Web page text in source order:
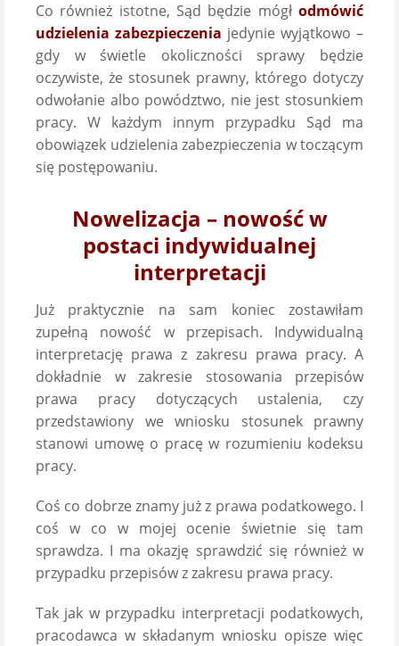
Co również istotne, Sąd będzie mógł odmówić
udzielenia zabezpieczenia jedynie wyjątkowo –
gdy w świetle okoliczności sprawy będzie
oczywiste, że stosunek prawny, którego dotyczy
odwołanie albo powództwo, nie jest stosunkiem
pracy. W każdym innym przypadku Sąd ma
obowiązek udzielenia zabezpieczenia w toczącym
się postępowaniu.
Nowelizacja – nowość w
postaci indywidualnej
interpretacji
Już praktycznie na sam koniec zostawiłam
zupełną nowość w przepisach. Indywidualną
interpretację prawa z zakresu prawa pracy. A
dokładnie w zakresie stosowania przepisów
prawa pracy dotyczących ustalenia, czy
przedstawiony we wniosku stosunek prawny
stanowi umowę o pracę w rozumieniu kodeksu
pracy.
Coś co dobrze znamy już z prawa podatkowego. I
coś w co w mojej ocenie świetnie się tam
sprawdza. I ma okazję sprawdzić się również w
przypadku przepisów z zakresu prawa pracy.
Tak jak w przypadku interpretacji podatkowych,
pracodawca w składanym wniosku opisze więc